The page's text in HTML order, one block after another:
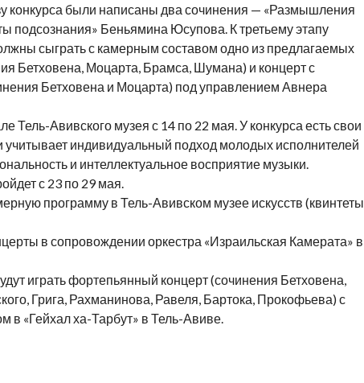
конкурса были написаны два сочинения — «Размышления
Беньямина Юсупова. К третьему этапу
сыграть с камерным составом одно из предлагаемых
Бетховена, Моцарта, Брамса, Шумана) и концерт с
Бетховена и Моцарта) под управлением Авнера
Тель-Авивского музея с 14 по 22 мая. У конкурса есть свои
индивидуальный подход молодых исполнителей
и интеллектуальное восприятие музыки.
с 23 по 29 мая.
программу в Тель-Авивском музее искусств (квинтеты
в сопровождении оркестра «Израильская Камерата» в
играть фортепьянный концерт (сочинения Бетховена,
Грига, Рахманинова, Равеля, Бартока, Прокофьева) с
в «Гейхал ха-Тарбут» в Тель-Авиве.